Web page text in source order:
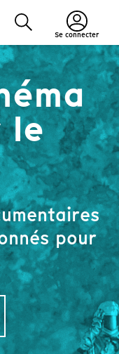
Se connecter
le
pour